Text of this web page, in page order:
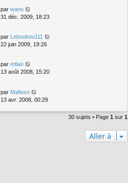
par wano
31 déc. 2009, 18:23
par
Leboubou111
22 juin 2009, 19:26
par mflan
13 août 2008, 15:20
par Mafioso
13 avr. 2008, 00:29
30 sujets • Page 1 sur 1
Aller à